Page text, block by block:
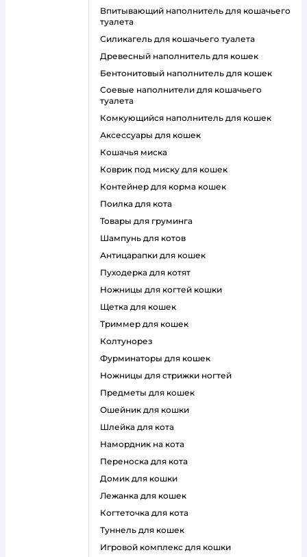
впитывающий наполнитель для кошачьего
туалета
силикагель для кошачьего туалета
древесный наполнитель для кошек
бентонитовый наполнитель для кошек
соевые наполнители для кошачьего
туалета
комкующийся наполнитель для кошек
аксессуары для кошек
кошачья миска
коврик под миску для кошек
контейнер для корма кошек
поилка для кота
товары для груминга
шампунь для котов
антицарапки для кошек
пуходерка для котят
ножницы для когтей кошки
щетка для кошек
триммер для кошек
колтунорез
фурминаторы для кошек
ножницы для стрижки ногтей
предметы для кошек
ошейник для кошки
шлейка для кота
намордник на кота
переноска для кота
домик для кошки
лежанка для кошек
когтеточка для кота
туннель для кошек
игровой комплекс для кошки